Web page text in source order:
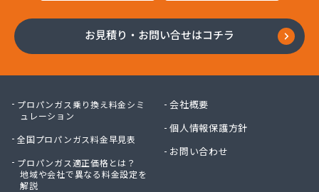
株式会社八木商店
株式会社福田屋
株式会社米沢商店
株式会社豊島商会
株式会社木村徳蔵商店
株式会社野口商店
お見積り・お問い合せはコチラ
プロパンガス乗り換え料金シミ
ュレーション
全国プロパンガス料金早見表
プロパンガス適正価格とは？
地域や会社で異なる料金設定を
解説
会社概要
個人情報保護方針
お問い合わせ